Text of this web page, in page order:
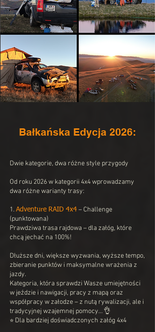
Bałkańska Edycja 2026:
Dwie kategorie, dwa różne style przygody
Od roku 2026 w kategorii 4x4 wprowadzamy
dwa różne warianty trasy:
1. Adventure RAID 4x4 – Challenge
(punktowana)
Prawdziwa trasa rajdowa – dla załóg, które
chcą jechać na 100%!
Dłuższe dni, większe wyzwania, wyższe tempo,
zbieranie punktów i maksymalne wrażenia z
jazdy.
Kategoria, która sprawdzi Wasze umiejętności
w jeździe i nawigacji, pracy z mapą oraz
współpracy w załodze – z nutą rywalizacji, ale i
tradycyjnej wzajemnej pomocy… 👌
⭐ Dla bardziej doświadczonych załóg 4x4